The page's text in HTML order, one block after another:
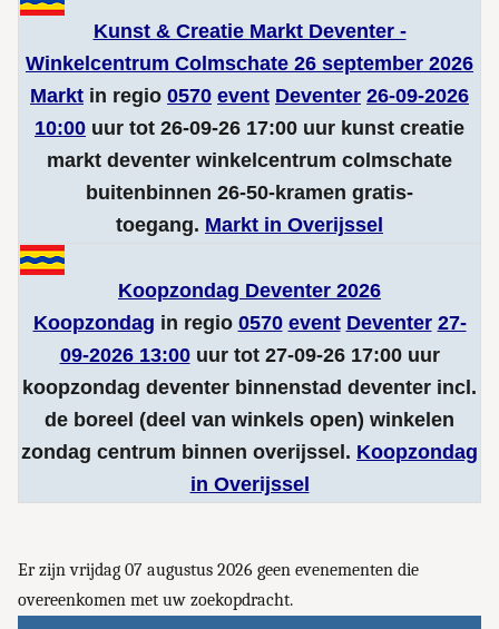
Kunst & Creatie Markt Deventer -
Winkelcentrum Colmschate 26 september 2026
Markt in regio 0570 event Deventer 26-09-2026
10:00 uur tot 26-09-26 17:00 uur kunst creatie
markt deventer winkelcentrum colmschate
buitenbinnen 26-50-kramen gratis-
toegang. Markt in Overijssel
Koopzondag Deventer 2026
Koopzondag in regio 0570 event Deventer 27-
09-2026 13:00uur tot 27-09-26 17:00 uur
koopzondag deventer binnenstad deventer incl.
de boreel (deel van winkels open) winkelen
zondag centrum binnen overijssel. Koopzondag
in Overijssel
Er zijn vrijdag 07 augustus 2026 geen evenementen die
overeenkomen met uw zoekopdracht.